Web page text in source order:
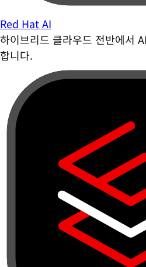
Red Hat AI
하이브리드 클라우드 전반에서
합니다.